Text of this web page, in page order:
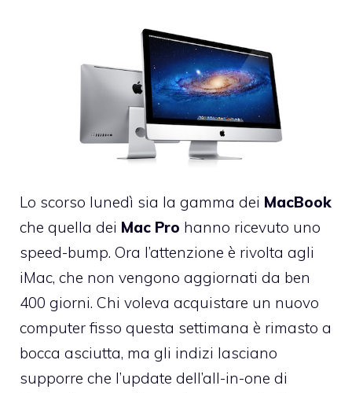
Lo scorso lunedì sia la gamma dei MacBook
che quella dei Mac Pro hanno ricevuto uno
speed-bump. Ora l’attenzione è rivolta agli
iMac, che non vengono aggiornati da ben
400 giorni. Chi voleva acquistare un nuovo
computer fisso questa settimana è rimasto a
bocca asciutta, ma gli indizi lasciano
supporre che l’update dell’all-in-one di